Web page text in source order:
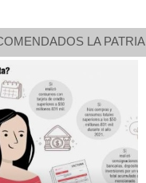
LA PATRIA